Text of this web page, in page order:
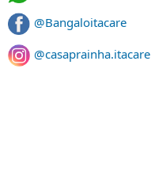
@Bangaloitacare
@casaprainha.itacare